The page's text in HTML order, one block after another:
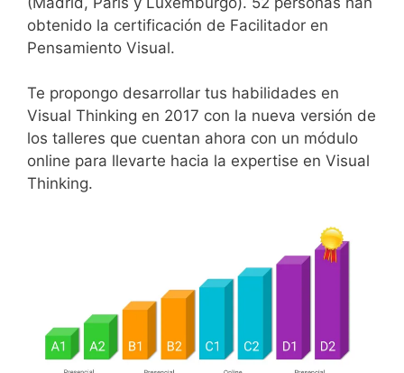
obtenido la certificación de Facilitador en
Pensamiento Visual.
Te propongo desarrollar tus habilidades en
Visual Thinking en 2017 con la nueva versión de
los talleres que cuentan ahora con un módulo
online para llevarte hacia la expertise en Visual
Thinking.